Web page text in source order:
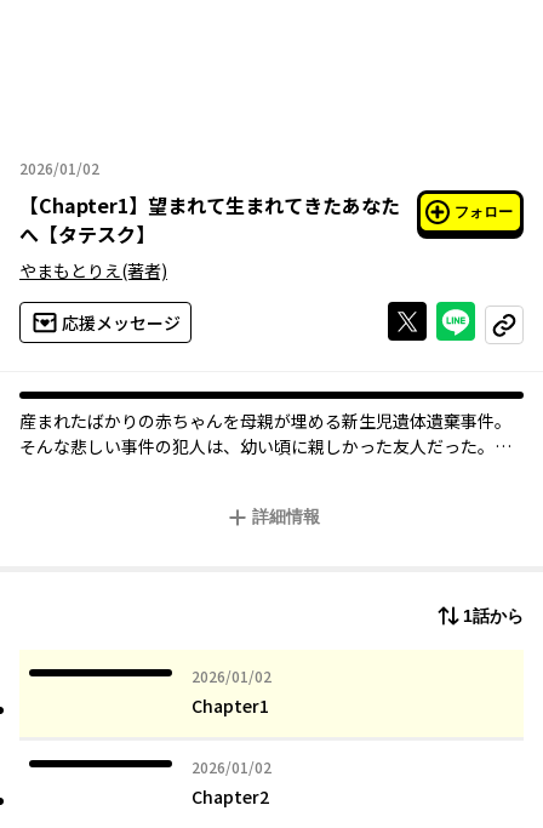
2026/01/02
2026年01月02日
【Chapter1】 望まれて生まれてきたあなた
へ【タテスク】
フォロー
やまもとりえ(著者)
応援メッセージ Xで投稿する
ライン
コピー
産まれたばかりの赤ちゃんを母親が埋める新生児遺体遺棄事件。
そんな悲しい事件の犯人は、幼い頃に親しかった友人だった。タ
ったい何が似ていて、何が違っていたのか？ 切なく儚い人生の
科医のまどかはある日、母親が産まれたばかりの赤ちゃんを埋め
る新生児遺体遺棄事件が近所で起きたことをニュースで知る。テ
レビ画面に映る、無表情で疲れ果てた様子の容疑者の女性――それ
は、まどかが幼い頃に親しくしていた友人ののぞみだった。公園
は、かつて幸福な毎日を過ごし、やがて少しずつすれ違い、別の
道を歩んでいった２人の記憶を蘇らせるのだった。
詳細情報
1話から
2026/01/02
2026年01月02日
Chapter1
2026/01/02
2026年01月02日
Chapter2